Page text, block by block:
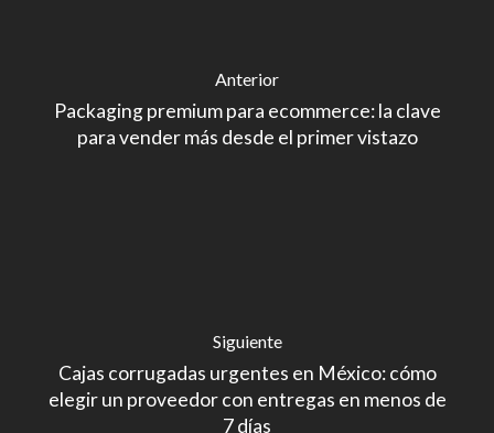
Anterior
Packaging premium para ecommerce: la clave
para vender más desde el primer vistazo
Siguiente
Cajas corrugadas urgentes en México: cómo
elegir un proveedor con entregas en menos de
7 días